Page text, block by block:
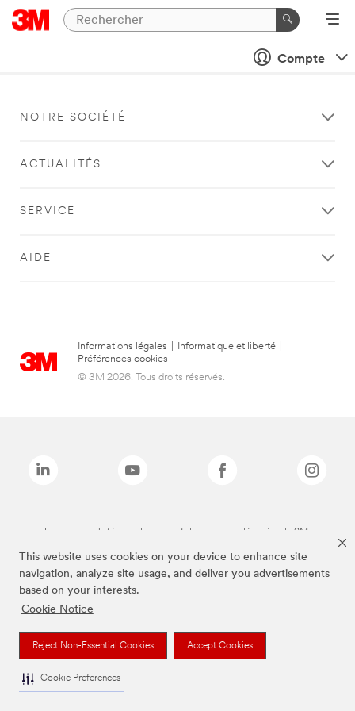
This website uses cookies on your device to enhance site
navigation, analyze site usage, and deliver you advertisements
based on your interests.
Cookie Notice
Reject Non-Essential Cookies Accept Cookies
Cookie Preferences
Compte
NOTRE SOCIÉTÉ
ACTUALITÉS
SERVICE
AIDE
Informations légales Informatique et liberté
Préférences cookies
© 3M 2026. Tous droits réservés.
Les marques listées ci-dessus sont des marques déposées de 3M.